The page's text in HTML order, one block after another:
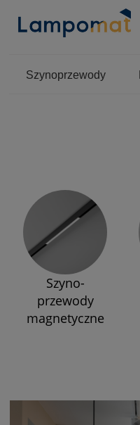
Szynoprzewody
Szyno-
przewody
magnetyczne